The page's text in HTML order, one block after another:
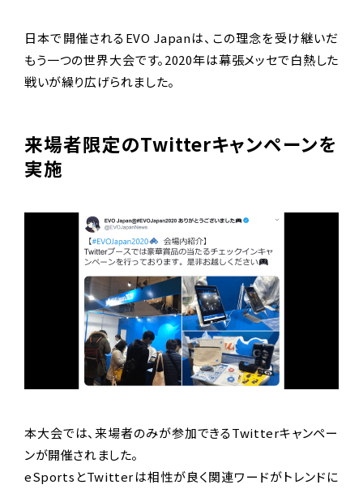
日本で開催されるEVO Japanは、この理念を受け継いだ
もう一つの世界大会です。2020年は幕張メッセで白熱した
戦いが繰り広げられました。
来場者限定のTwitterキャンペーンを
実施
本大会では、来場者のみが参加できるTwitterキャンペー
ンが開催されました。
eSportsとTwitterは相性が良く関連ワードがトレンドに